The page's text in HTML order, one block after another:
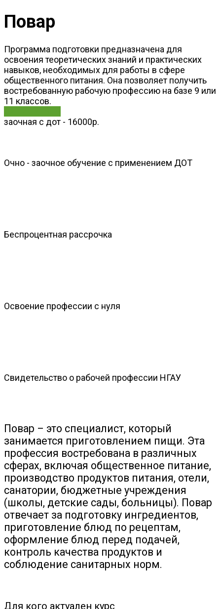
Повар
Программа подготовки предназначена для
освоения теоретических знаний и практических
навыков, необходимых для работы в сфере
общественного питания. Она позволяет получить
востребованную рабочую профессию на базе 9 или
11 классов.
заочная с дот - 16000р.
Очно - заочное обучение с применением ДОТ
Беспроцентная рассрочка
Освоение профессии с нуля
Свидетельство о рабочей профессии НГАУ
Повар – это специалист, который
занимается приготовлением пищи. Эта
профессия востребована в различных
сферах, включая общественное питание,
производство продуктов питания, отели,
санатории, бюджетные учреждения
(школы, детские сады, больницы). Повар
отвечает за подготовку ингредиентов,
приготовление блюд по рецептам,
оформление блюд перед подачей,
контроль качества продуктов и
соблюдение санитарных норм.
Для кого актуален курс